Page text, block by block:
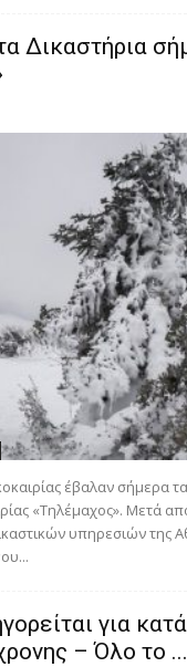
Δικαστήρια
έβαλαν σήμερα
«Τηλέμαχος». Μετά
υπηρεσιών της
για
– Όλο το ...